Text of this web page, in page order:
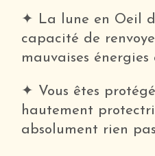
✦ La lune en Oeil
capacité de
mauvaises énergies
✦ Vous êtes
hautement
absolument rien